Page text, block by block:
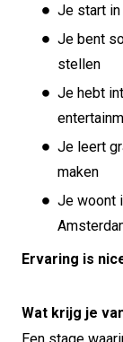
Je start in
Je bent
stellen
Je hebt
Je leert
maken
Je woont
Ervaring is
Wat krijg je